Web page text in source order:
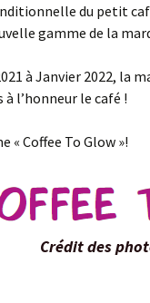
du petit
gamme de la
à Janvier 2022, la
l’honneur le café !
« Coffee To Glow »!
Crédit des